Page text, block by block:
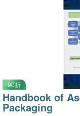
90折
Handbook of
Packaging